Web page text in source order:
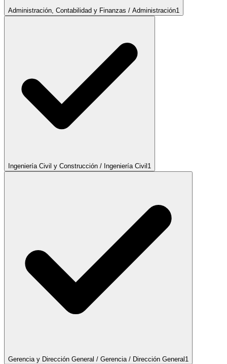
Administración, Contabilidad y Finanzas / Administración1
Ingeniería Civil y Construcción / Ingeniería Civil 1
Gerencia y Dirección General / Gerencia / Dirección General 1